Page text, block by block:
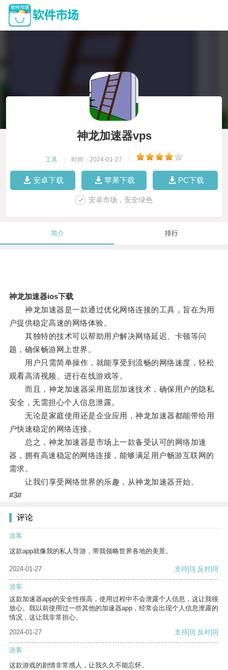
神龙加速器vps
工具 时间：2024-01-27
安卓下载 苹果下载 PC下载
安卓市场，安全绿色
简介 排行
神龙加速器ios下载
神龙加速器是一款通过优化网络连接的工具，旨在为用
户提供稳定高速的网络体验。
其独特的技术可以帮助用户解决网络延迟、卡顿等问
题，确保畅游网上世界。
用户只需简单操作，就能享受到流畅的网络速度，轻松
观看高清视频、进行在线游戏等。
而且，神龙加速器采用底层加速技术，确保用户的隐私
安全，无需担心个人信息泄露。
无论是家庭使用还是企业应用，神龙加速器都能带给用
户快速稳定的网络连接。
总之，神龙加速器是市场上一款备受认可的网络加速
器，拥有高速稳定的网络连接，能够满足用户畅游互联网的
需求。
让我们享受网络世界的乐趣，从神龙加速器开始。
#3#
评论
游客
这款app就像我的私人导游，带我领略世界各地的美景。
2024-01-27 支持[0] 反对[0]
游客
这款加速器app的安全性很高，使用过程中不会泄露个人信息，这让我很
放心。我以前使用过一些其他的加速器app，经常会出现个人信息泄露的
情况，这让我非常担心。
2024-01-27
支持[0] 反对[0]
游客
这款游戏的剧情非常感人，让我久久不能忘怀。